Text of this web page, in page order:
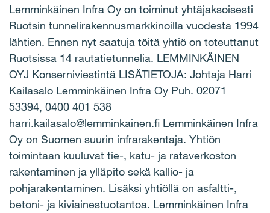
Lemminkäinen Infra Oy on toiminut yhtäjaksoisesti
Ruotsin tunnelirakennusmarkkinoilla vuodesta 1994
lähtien. Ennen nyt saatuja töitä yhtiö on toteuttanut
Ruotsissa 14 rautatietunnelia. LEMMINKÄINEN
OYJ Konserniviestintä LISÄTIETOJA: Johtaja Harri
Kailasalo Lemminkäinen Infra Oy Puh. 02071
53394, 0400 401 538
harri.kailasalo@lemminkainen.fi Lemminkäinen Infra
Oy on Suomen suurin infrarakentaja. Yhtiön
toimintaan kuuluvat tie-, katu- ja rataverkoston
rakentaminen ja ylläpito sekä kallio- ja
pohjarakentaminen. Lisäksi yhtiöllä on asfaltti-,
betoni- ja kiviainestuotantoa. Lemminkäinen Infra